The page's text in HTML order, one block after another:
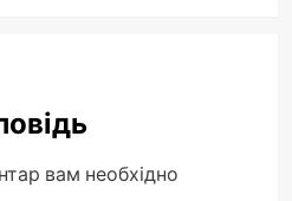
вам необхідно